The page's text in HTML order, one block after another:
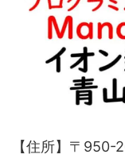
【住所】〒950-